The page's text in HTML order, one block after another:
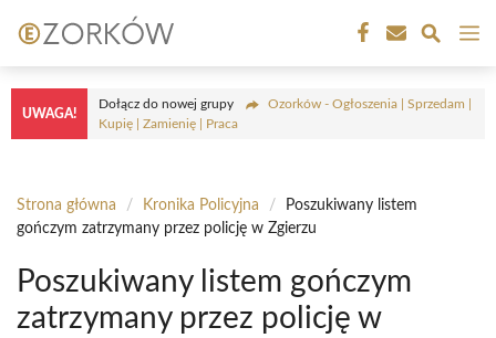
do
treści
UWAGA!
Dołącz do nowej grupy
Ozorków - Ogłoszenia | Sprzedam |
Kupię | Zamienię | Praca
Strona główna / Kronika Policyjna /
Poszukiwany listem
gończym zatrzymany przez policję w Zgierzu
Poszukiwany listem gończym
zatrzymany przez policję w